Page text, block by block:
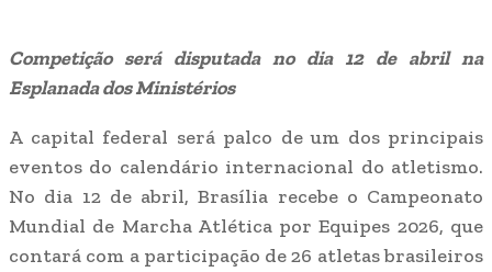
Competição será disputada no dia 12 de abril na
Esplanada dos Ministérios
A capital federal será palco de um dos principais
eventos do calendário internacional do atletismo.
No dia 12 de abril, Brasília recebe o Campeonato
Mundial de Marcha Atlética por Equipes 2026, que
contará com a participação de 26 atletas brasileiros